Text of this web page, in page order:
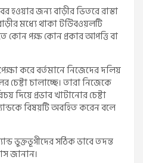
হওয়ার জন্য বাড়ীর ভিতরে রাস্তা
মধ্যে থাকা টউিবওয়লটি
কোন পক্ষ কোন প্রকার আপত্তি বা
করে বর্তমানে নিজেদের দলিয়
চালাচ্ছে। তারা নিজেকে
দিয়ে প্রভাব খাটানোর চেষ্টা
বিষয়টি অবহিত করেন বলে
ভুক্তভূগীদের সঠিক ভাবে তদন্ত
জানান।